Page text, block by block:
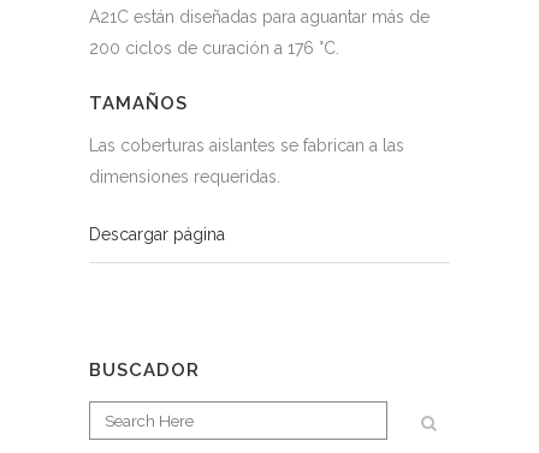
A21C están diseñadas para aguantar más de
200 ciclos de curación a 176 °C.
TAMAÑOS
Las coberturas aislantes se fabrican a las
dimensiones requeridas.
Descargar página
BUSCADOR